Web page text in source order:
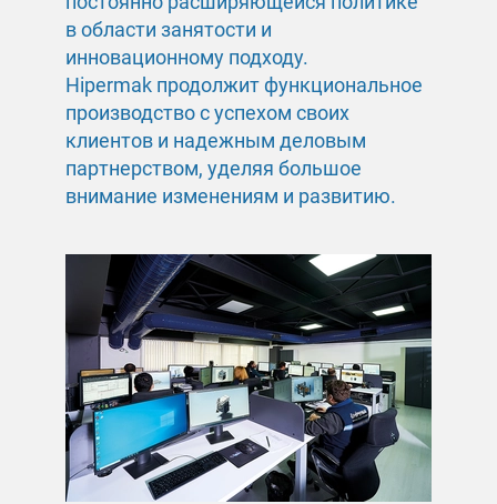
в области занятости и
инновационному подходу.
Hipermak продолжит функциональное
производство с успехом своих
клиентов и надежным деловым
партнерством, уделяя большое
внимание изменениям и развитию.